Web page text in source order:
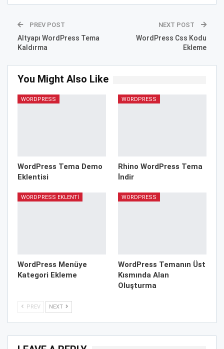
PREV POST
Altyapı WordPress Tema
Kaldırma
NEXT POST
WordPress Css Kodu
Ekleme
You Might Also Like
WORDPRESS
WordPress Tema Demo
Eklentisi
WORDPRESS
Rhino WordPress Tema
İndir
WORDPRESS EKLENTI
WordPress Menüye
Kategori Ekleme
WORDPRESS
WordPress Temanın Üst
Kısmında Alan
Oluşturma
PREV NEXT